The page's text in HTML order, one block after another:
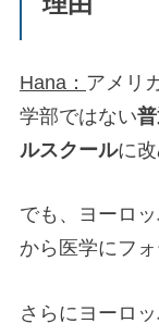
Hana： アメリ
学部ではない
ルスクールに
でも、ヨーロ
から医学にフ
さらにヨーロ